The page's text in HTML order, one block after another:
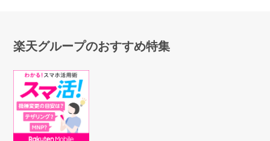
楽天グループのおすすめ特集